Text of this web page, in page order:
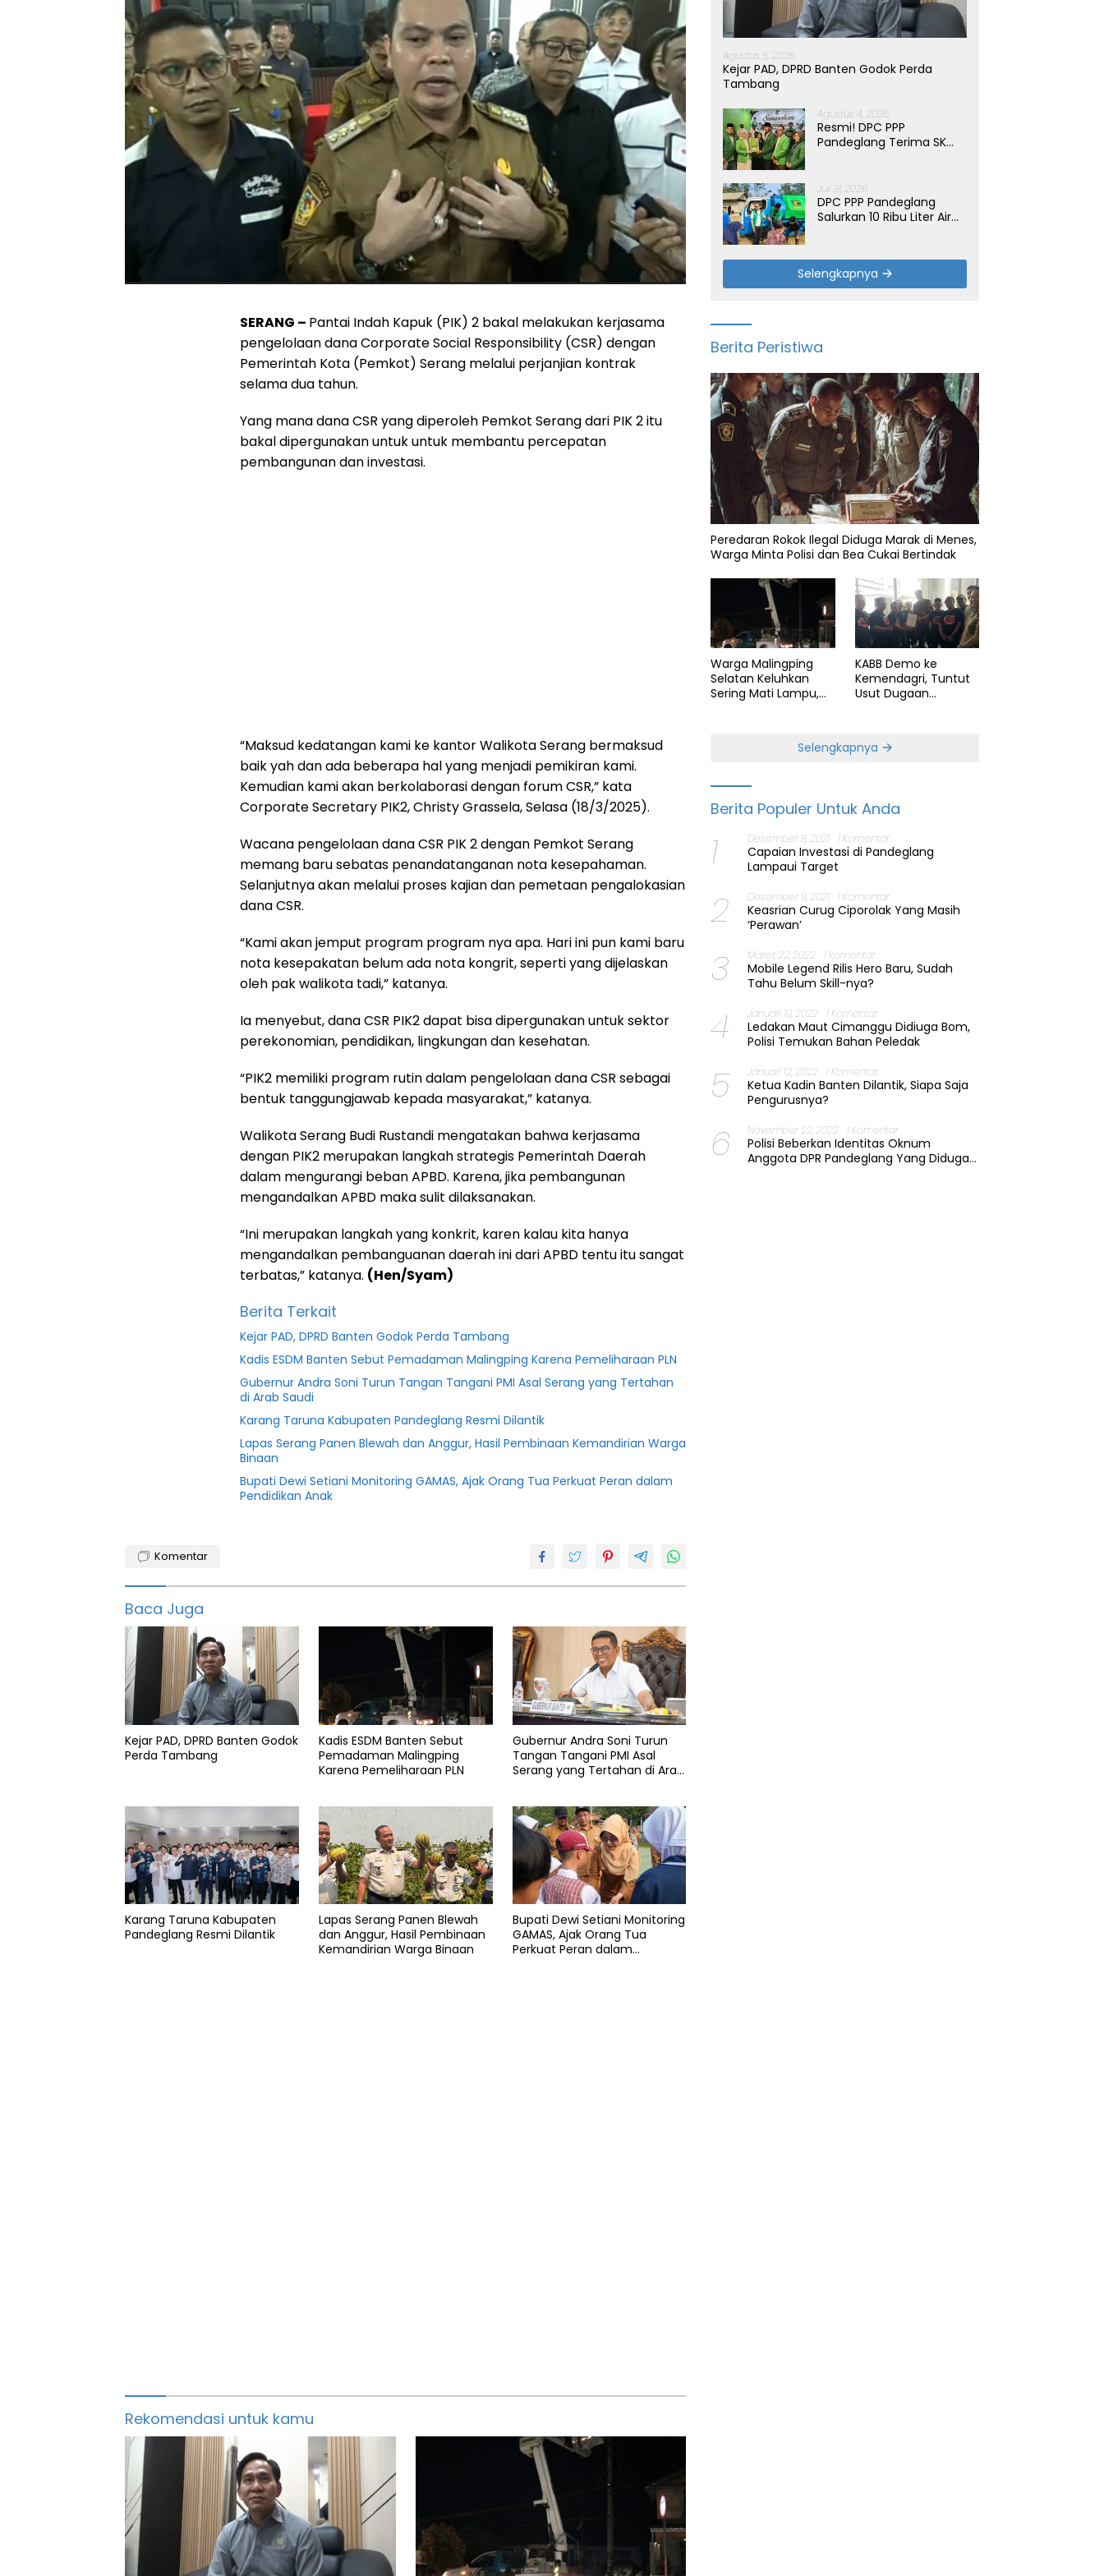
SERANG – Pantai Indah Kapuk (PIK) 2 bakal melakukan kerjasama
pengelolaan dana Corporate Social Responsibility (CSR) dengan
Pemerintah Kota (Pemkot) Serang melalui perjanjian kontrak
selama dua tahun.
Yang mana dana CSR yang diperoleh Pemkot Serang dari PIK 2 itu
bakal dipergunakan untuk untuk membantu percepatan
pembangunan dan investasi.
“Maksud kedatangan kami ke kantor Walikota Serang bermaksud
baik yah dan ada beberapa hal yang menjadi pemikiran kami.
Kemudian kami akan berkolaborasi dengan forum CSR,” kata
Corporate Secretary PIK2, Christy Grassela, Selasa (18/3/2025).
Wacana pengelolaan dana CSR PIK 2 dengan Pemkot Serang
memang baru sebatas penandatanganan nota kesepahaman.
Selanjutnya akan melalui proses kajian dan pemetaan pengalokasian
dana CSR.
“Kami akan jemput program program nya apa. Hari ini pun kami baru
nota kesepakatan belum ada nota kongrit, seperti yang dijelaskan
oleh pak walikota tadi,” katanya.
Ia menyebut, dana CSR PIK2 dapat bisa dipergunakan untuk sektor
perekonomian, pendidikan, lingkungan dan kesehatan.
“PIK2 memiliki program rutin dalam pengelolaan dana CSR sebagai
bentuk tanggungjawab kepada masyarakat,” katanya.
Walikota Serang Budi Rustandi mengatakan bahwa kerjasama
dengan PIK2 merupakan langkah strategis Pemerintah Daerah
dalam mengurangi beban APBD. Karena, jika pembangunan
mengandalkan APBD maka sulit dilaksanakan.
“Ini merupakan langkah yang konkrit, karen kalau kita hanya
mengandalkan pembanguanan daerah ini dari APBD tentu itu sangat
terbatas,” katanya. (Hen/Syam)
Berita Terkait
Kejar PAD, DPRD Banten Godok Perda Tambang
Kadis ESDM Banten Sebut Pemadaman Malingping Karena Pemeliharaan PLN
Gubernur Andra Soni Turun Tangan Tangani PMI Asal Serang yang Tertahan
di Arab Saudi
Karang Taruna Kabupaten Pandeglang Resmi Dilantik
Lapas Serang Panen Blewah dan Anggur, Hasil Pembinaan Kemandirian Warga
Binaan
Bupati Dewi Setiani Monitoring GAMAS, Ajak Orang Tua Perkuat Peran dalam
Pendidikan Anak
pantai
indah
kapuk
pemerintah
daerah
Pemkot
2
Komentar
Baca Juga
Kejar PAD, DPRD Banten Godok
Perda Tambang
Kadis ESDM Banten Sebut
Pemadaman Malingping
Karena Pemeliharaan PLN
Gubernur Andra Soni Turun
Tangan Tangani PMI Asal
Serang yang Tertahan di Arab
Karang Taruna Kabupaten
Pandeglang Resmi Dilantik
Lapas Serang Panen Blewah
dan Anggur, Hasil Pembinaan
Kemandirian Warga Binaan
Bupati Dewi Setiani Monitoring
GAMAS, Ajak Orang Tua
Perkuat Peran dalam
Rekomendasi untuk kamu
Agustus 5, 2026
Kejar PAD, DPRD Banten Godok Perda
Tambang
Agustus 4, 2026
Resmi! DPC PPP
Pandeglang Terima SK
Juli 31, 2026
DPC PPP Pandeglang
Salurkan 10 Ribu Liter Air
Patia
Selengkapnya
Berita Peristiwa
Peredaran Rokok Ilegal Diduga Marak di Menes,
Warga Minta Polisi dan Bea Cukai Bertindak
Warga Malingping
Selatan Keluhkan
Sering Mati Lampu,
KABB Demo ke
Kemendagri, Tuntut
Usut Dugaan
Selengkapnya
Berita Populer Untuk Anda
1 Desember 8, 2021 1 Komentar
Capaian Investasi di Pandeglang
Lampaui Target
2 Desember 9, 2021 1 Komentar
Keasrian Curug Ciporolak Yang Masih
‘Perawan’
3 Maret 22, 2022 1 Komentar
Mobile Legend Rilis Hero Baru, Sudah
Tahu Belum Skill-nya?
4 Januari 10, 2022 1 Komentar
Ledakan Maut Cimanggu Didiuga Bom,
Polisi Temukan Bahan Peledak
5 Januari 12, 2022 1 Komentar
Ketua Kadin Banten Dilantik, Siapa Saja
Pengurusnya?
6 November 22, 2022 1 Komentar
Polisi Beberkan Identitas Oknum
Anggota DPR Pandeglang Yang Diduga